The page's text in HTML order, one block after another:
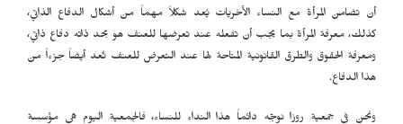
أن تضامن المرأة مع النساء الأخريات يُعد شكلاً مهماً من أشكال الدفاع الذاتي،
كذلك، معرفة المرأة بما يجب أن تفعله عند تعرضها للعنف هو بحد ذاته دفاع ذاتي،
ومعرفة الحقوق والطرق القانونية المتاحة لها عند التعرض للعنف تُعد أيضاً جزءاً من
هذا الدفاع.
ونحن في جمعية روزا نوجّه دائماً هذا النداء للنساء، فالجمعية اليوم هي مؤسسة